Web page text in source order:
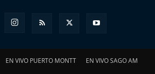
EN VIVO PUERTO MONTT EN VIVO SAGO AM